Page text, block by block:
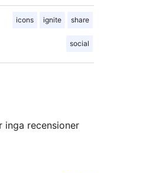
icons ignite share
social
inga recensioner